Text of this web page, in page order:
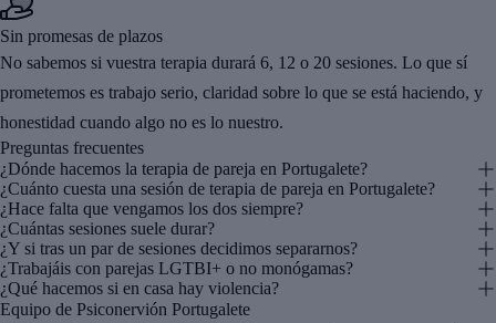
Sin promesas de plazos
No sabemos si vuestra terapia durará 6, 12 o 20 sesiones. Lo que sí
prometemos es trabajo serio, claridad sobre lo que se está haciendo, y
honestidad cuando algo no es lo nuestro.
Preguntas frecuentes
¿Dónde hacemos la terapia de pareja en Portugalete?
¿Cuánto cuesta una sesión de terapia de pareja en Portugalete?
¿Hace falta que vengamos los dos siempre?
¿Cuántas sesiones suele durar?
¿Y si tras un par de sesiones decidimos separarnos?
¿Trabajáis con parejas LGTBI+ o no monógamas?
¿Qué hacemos si en casa hay violencia?
Equipo de Psiconervión Portugalete